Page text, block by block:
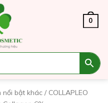
0
nổi bật khác / COLLAPLEO